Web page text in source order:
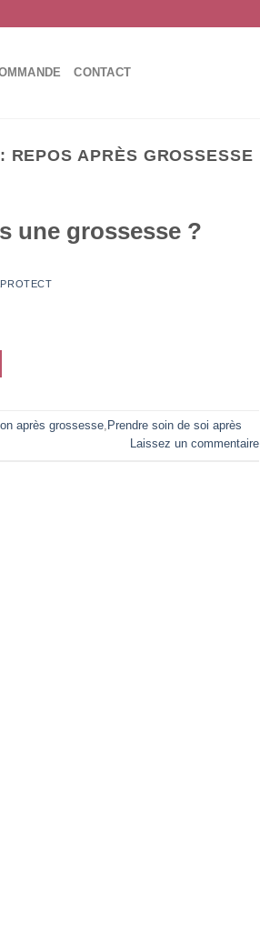
CONTACT
REPOS APRÈS GROSSESSE
une grossesse ?
après grossesse, Prendre soin de soi après
Laissez un commentaire